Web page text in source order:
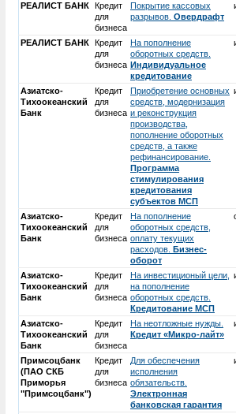
РЕАЛИСТ БАНК Кредит
для
бизнеса
Покрытие кассовых
разрывов. Овердрафт
РЕАЛИСТ БАНК Кредит
для
бизнеса
На пополнение
оборотных средств.
Индивидуальное
кредитование
Азиатско-
Тихоокеанский
Банк
Кредит
для
бизнеса
Приобретение основных
средств, модернизация
и реконструкция
производства,
пополнение оборотных
средств, а также
рефинансирование.
Программа
стимулирования
кредитования
субъектов МСП
Азиатско-
Тихоокеанский
Банк
Кредит
для
бизнеса
На пополнение
оборотных средств,
оплату текущих
расходов. Бизнес-
оборот
Азиатско-
Тихоокеанский
Банк
Кредит
для
бизнеса
На инвестиционый цели,
на пополнение
оборотных средств.
Кредитование МСП
Азиатско-
Тихоокеанский
Банк
Кредит
для
бизнеса
На неотложные нужды.
Кредит «Микро-лайт»
Примсоцбанк
(ПАО СКБ
Приморья
"Примсоцбанк")
Кредит
для
бизнеса
Для обеспечения
исполнения
обязательств.
Электронная
банковская гарантия